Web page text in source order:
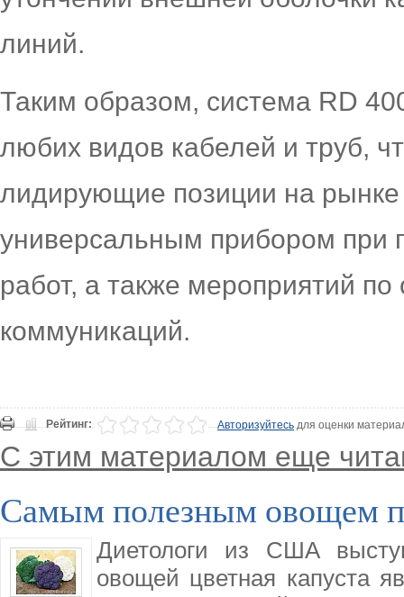
линий.
Таким образом, система RD
любих видов кабелей и труб,
лидирующие позиции на рынке
универсальным прибором при
работ, а также мероприятий
коммуникаций.
Рейтинг: Авторизуйтесьдля оценки
С этим материалом еще
Самым полезным овощем
Диетологи из США
овощей цветная капуста